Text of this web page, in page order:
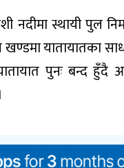
नदीमा स्थायी पुल
खण्डमा यातायातका
यातायात पुनः बन्द